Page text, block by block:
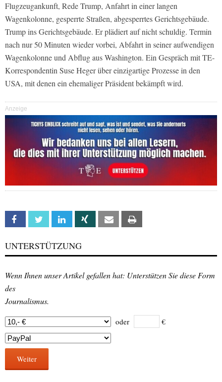
Flugzeugankunft, Rede Trump, Anfahrt in einer langen
Wagenkolonne, gesperrte Straßen, abgesperrtes Gerichtsgebäude.
Trump ins Gerichtsgebäude. Er plädiert auf nicht schuldig. Termin
nach nur 50 Minuten wieder vorbei, Abfahrt in seiner aufwendigen
Wagenkolonne und Abflug aus Washington. Ein Gespräch mit TE-
Korrespondentin Suse Heger über einzigartige Prozesse in den
USA, mit denen ein ehemaliger Präsident bekämpft wird.
Anzeige
Facebook Twitter Linkedin Xing Email
UNTERSTÜTZUNG
Wenn Ihnen unser Artikel gefallen hat: Unterstützen Sie diese Form
des
Journalismus.
oder €
Weiter